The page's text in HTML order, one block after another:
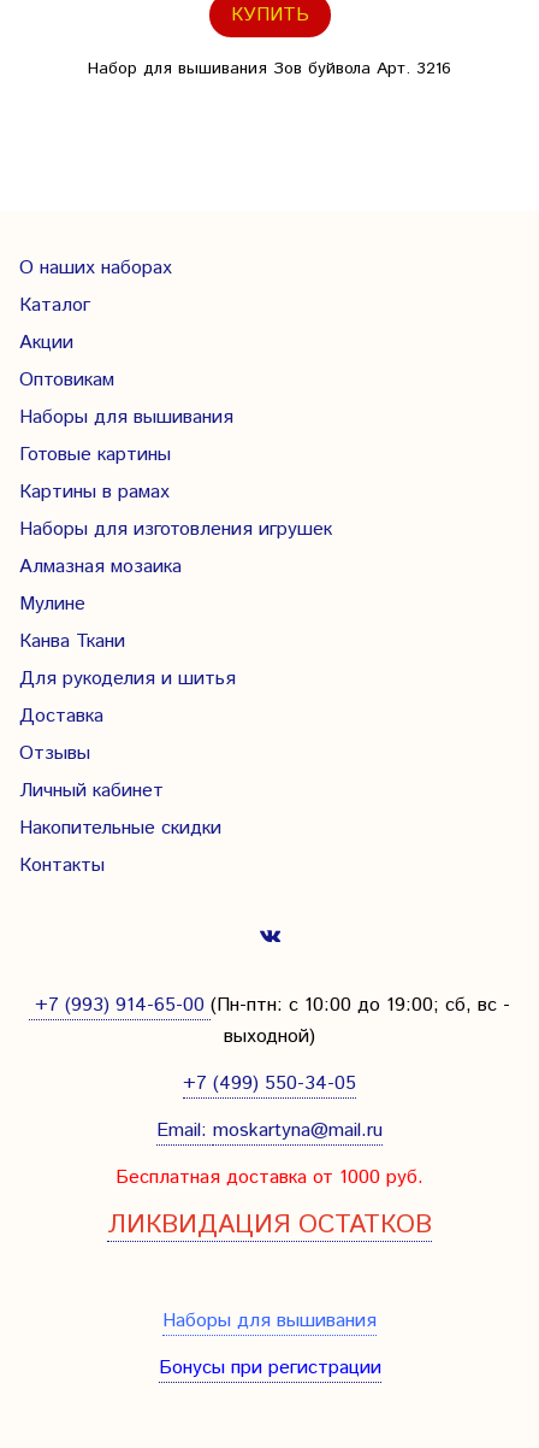
КУПИТЬ
Набор для вышивания Зов буйвола Арт. 3216
О наших наборах
Каталог
Акции
Оптовикам
Наборы для вышивания
Готовые картины
Картины в рамах
Наборы для изготовления игрушек
Алмазная мозаика
Мулине
Канва Ткани
Для рукоделия и шитья
Доставка
Отзывы
Личный кабинет
Накопительные скидки
Контакты
+7 (993) 914-65-00 (Пн-птн: с 10:00 до 19:00; сб, вс -
выходной)
+7 (499) 550-34-05
Email: moskartyna@mail.ru
Бесплатная доставка от 1000 руб.
ЛИКВИДАЦИЯ ОСТАТКОВ
Наборы для вышивания
Бонусы при регистрации